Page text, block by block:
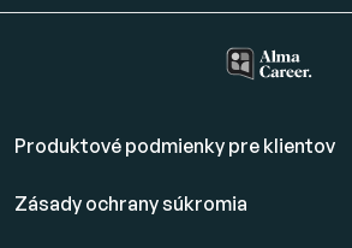
Produktové podmienky pre klientov
Zásady ochrany súkromia